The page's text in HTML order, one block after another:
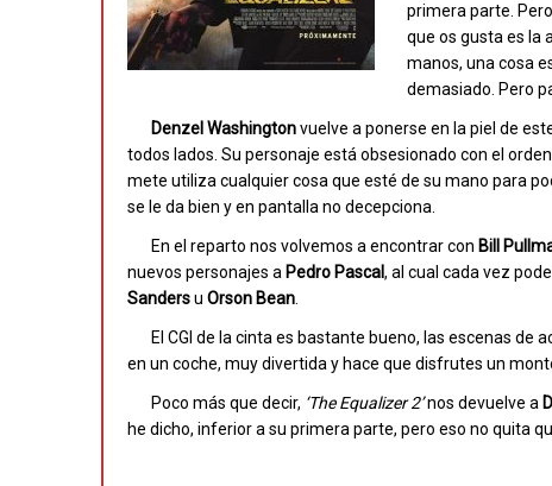
primera parte.
que os gusta es la
manos, una cosa
demasiado. Pero
Denzel Washingtonvuelve a ponerse en la piel de
todos lados. Su personaje está obsesionado con el
mete utiliza cualquier cosa que esté de su mano para
se le da bien y en pantalla no decepciona.
En el reparto nos volvemos a encontrar con Bill
nuevos personajes a Pedro Pascal, al cual cada vez
Sandersu Orson Bean
El CGI de la cinta es bastante bueno, las escenas
en un coche, muy divertida y hace que disfrutes un
Poco más que decir, ‘The Equalizer 2’nos devuelve a
he dicho, inferior a su primera parte, pero eso no quita